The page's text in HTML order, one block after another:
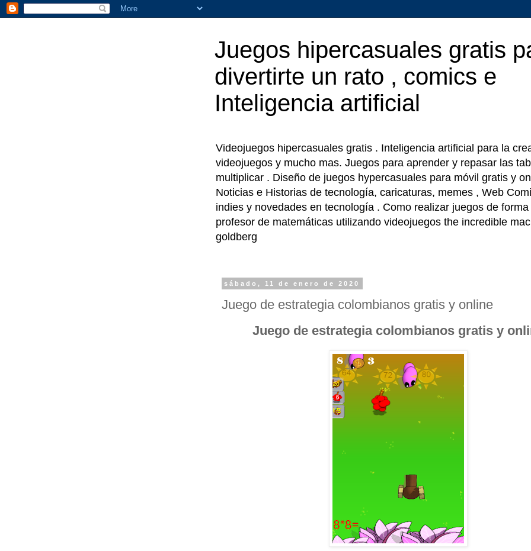
Juegos hipercasuales gratis
divertirte un rato , comics e
Inteligencia artificial
Videojuegos hipercasuales gratis . Inteligencia artificial para la
videojuegos y mucho mas. Juegos para aprender y repasar las
multiplicar . Diseño de juegos hypercasuales para móvil gratis y
Noticias e Historias de tecnología, caricaturas, memes , Web
indies y novedades en tecnología . Como realizar juegos de
profesor de matemáticas utilizando videojuegos the incredible
goldberg
sábado, 11 de enero de 2020
Juego de estrategia colombianos gratis y online
Juego de estrategia colombianos gratis y